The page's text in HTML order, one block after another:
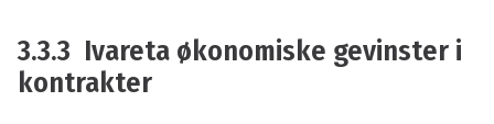
3.3.3 Ivareta økonomiske gevinster i
kontrakter